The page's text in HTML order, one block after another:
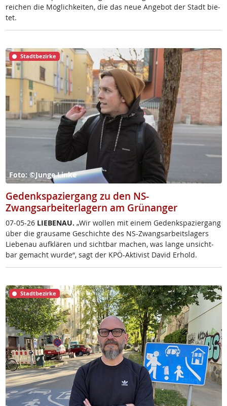
rei­chen die Mög­lich­kei­ten, die das neue An­ge­bot der Stadt bie­
tet.
Stadtbezirke
Foto: ©Junge Linke
Gedenkspaziergang zu den NS-
Zwangsarbeiterlagern am Grünanger
07-05-26 LIE­BENAU. „Wir wol­len mit ei­nem Ge­denk­spa­zier­gang
über die grau­sa­me Ge­schich­te des NS-Zwangs­ar­beits­la­gers
Lie­benau auf­klä­ren und sicht­bar ma­chen, was lan­ge un­sicht­
bar ge­macht wur­de“, sagt der KPÖ-Ak­ti­vist Da­vid Er­hold.
Stadtbezirke